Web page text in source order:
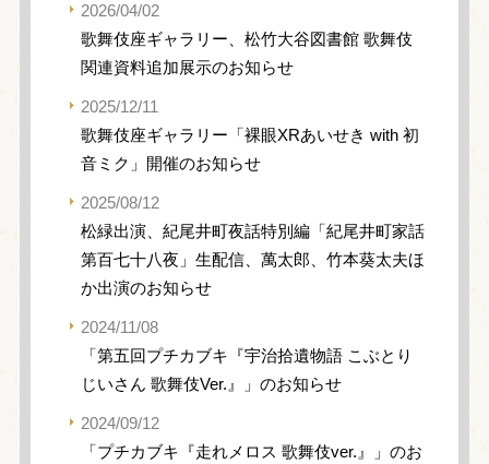
2026/04/02
歌舞伎座ギャラリー、松竹大谷図書館 歌舞伎
関連資料追加展示のお知らせ
2025/12/11
歌舞伎座ギャラリー「裸眼XRあいせき with 初
音ミク」開催のお知らせ
2025/08/12
松緑出演、紀尾井町夜話特別編「紀尾井町家話
第百七十八夜」生配信、萬太郎、竹本葵太夫ほ
か出演のお知らせ
2024/11/08
「第五回プチカブキ『宇治拾遺物語 こぶとり
じいさん 歌舞伎Ver.』」のお知らせ
2024/09/12
「プチカブキ『走れメロス 歌舞伎ver.』」のお